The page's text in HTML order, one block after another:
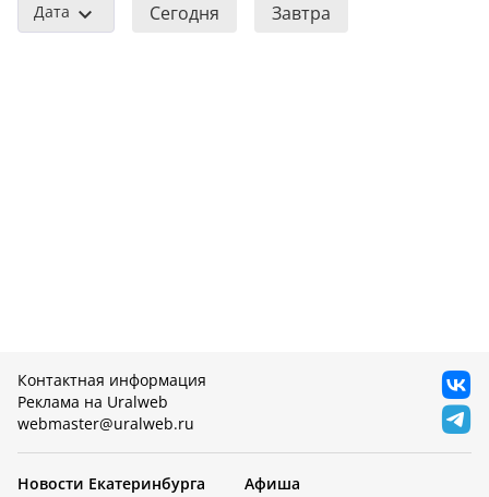
Дата Сегодня Завтра
Контактная информация
Реклама на Uralweb
webmaster@uralweb.ru
Новости Екатеринбурга
Афиша